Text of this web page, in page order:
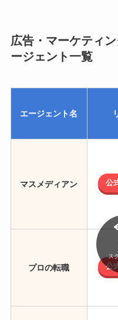
広告・マーケティ
ージェント一覧
エージェント名
マスメディアン 公
プロの転職 公
ス